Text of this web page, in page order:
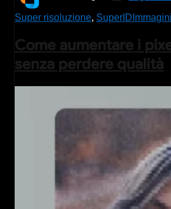
Super risoluzione, SuperID
Come aumentare i
senza perdere qualità